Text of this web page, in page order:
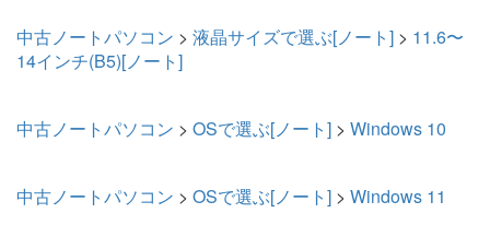
中古ノートパソコン > 液晶サイズで選ぶ[ノート] > 11.6〜
14インチ(B5)[ノート]
中古ノートパソコン > OSで選ぶ[ノート] > Windows 10
中古ノートパソコン > OSで選ぶ[ノート] > Windows 11